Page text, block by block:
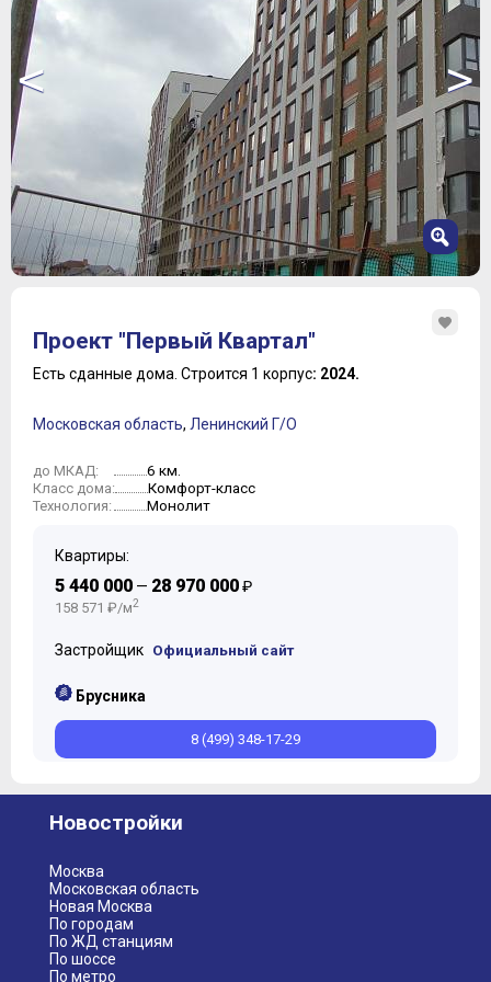
< >
3
4
6
8
9
Проект "Первый Квартал"
Есть сданные дома. Строится 1 корпус: 2024.
Московская область, Ленинский Г/О
до МКАД: 6 км.
Класс дома: Комфорт-класс
Технология: Монолит
Квартиры:
5 440 000 — 28 970 000₽
158 571 ₽/м2
Застройщик Официальный сайт
Брусника
8 (499) 348-17-29
Новостройки
Москва
Московская область
Новая Москва
По городам
По ЖД станциям
По шоссе
По метро